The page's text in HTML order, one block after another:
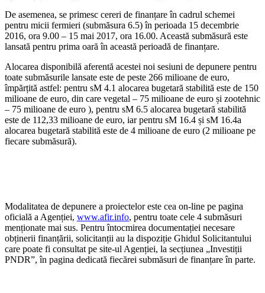
De asemenea, se primesc cereri de finanțare în cadrul schemei
pentru micii fermieri (submăsura 6.5) în perioada 15 decembrie
2016, ora 9.00 – 15 mai 2017, ora 16.00. Această submăsură este
lansată pentru prima oară în această perioadă de finanțare.
Alocarea disponibilă aferentă acestei noi sesiuni de depunere pentru
toate submăsurile lansate este de peste 266 milioane de euro,
împărțită astfel: pentru sM 4.1 alocarea bugetară stabilită este de 150
milioane de euro, din care vegetal – 75 milioane de euro și zootehnic
– 75 milioane de euro ), pentru sM 6.5 alocarea bugetară stabilită
este de 112,33 milioane de euro, iar pentru sM 16.4 și sM 16.4a
alocarea bugetară stabilită este de 4 milioane de euro (2 milioane pe
fiecare submăsură).
Modalitatea de depunere a proiectelor este cea on-line pe pagina
oficială a Agenției, www.afir.info, pentru toate cele 4 submăsuri
menționate mai sus. Pentru întocmirea documentației necesare
obținerii finanțării, solicitanții au la dispoziție Ghidul Solicitantului
care poate fi consultat pe site-ul Agenției, la secțiunea „Investiții
PNDR”, în pagina dedicată fiecărei submăsuri de finanțare în parte.